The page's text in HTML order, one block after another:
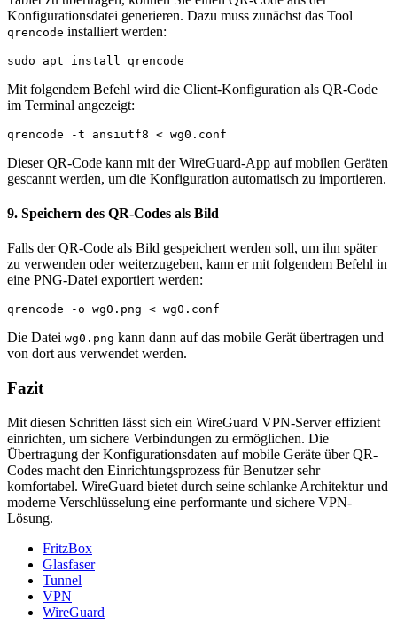
Konfigurationsdatei generieren. Dazu muss zunächst das Tool
qrencode installiert werden:
sudo apt install qrencode
Mit folgendem Befehl wird die Client-Konfiguration als QR-Code
im Terminal angezeigt:
qrencode -t ansiutf8 < wg0.conf
Dieser QR-Code kann mit der WireGuard-App auf mobilen Geräten
gescannt werden, um die Konfiguration automatisch zu importieren.
9. Speichern des QR-Codes als Bild
Falls der QR-Code als Bild gespeichert werden soll, um ihn später
zu verwenden oder weiterzugeben, kann er mit folgendem Befehl in
eine PNG-Datei exportiert werden:
qrencode -o wg0.png < wg0.conf
Die Datei wg0.png kann dann auf das mobile Gerät übertragen und
von dort aus verwendet werden.
Fazit
Mit diesen Schritten lässt sich ein WireGuard VPN-Server effizient
einrichten, um sichere Verbindungen zu ermöglichen. Die
Übertragung der Konfigurationsdaten auf mobile Geräte über QR-
Codes macht den Einrichtungsprozess für Benutzer sehr
komfortabel. WireGuard bietet durch seine schlanke Architektur und
moderne Verschlüsselung eine performante und sichere VPN-
Lösung.
FritzBox
Glasfaser
Tunnel
VPN
WireGuard